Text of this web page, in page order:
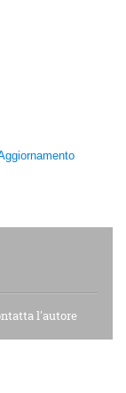
l'autore